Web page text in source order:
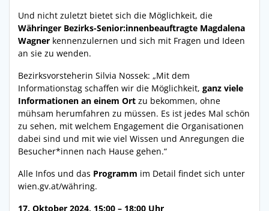
Und nicht zuletzt bietet sich die Möglichkeit, die
Währinger Bezirks-Senior:innenbeauftragte Magdalena
Wagner kennenzulernen und sich mit Fragen und Ideen
an sie zu wenden.
Bezirksvorsteherin Silvia Nossek: „Mit dem
Informationstag schaffen wir die Möglichkeit, ganz viele
Informationen an einem Ort zu bekommen, ohne
mühsam herumfahren zu müssen. Es ist jedes Mal schön
zu sehen, mit welchem Engagement die Organisationen
dabei sind und mit wie viel Wissen und Anregungen die
Besucher*innen nach Hause gehen.“
Alle Infos und das Programm im Detail findet sich unter
wien.gv.at/währing.
17. Oktober 2024, 15:00 – 18:00 Uhr